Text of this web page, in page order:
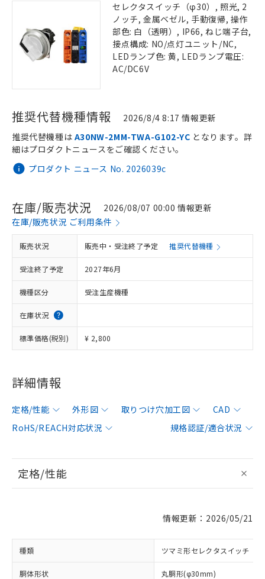
セレクタスイッチ（φ30）, 照光, 2
ノッチ, 金属ベゼル, 手動復帰, 操作
部色: 白（透明）, IP66, ねじ端子台,
接点構成: NO/点灯ユニット/NC,
LEDランプ色: 黄, LEDランプ電圧:
AC/DC6V
推奨代替機種情報 2026/8/4 8:17 情報更新
プロダクト ニュース No. 2026039c
推奨代替機種は A30NW-2MM-TWA-G102-YC となります。詳
細はプロダクトニュースをご確認ください。
在庫/販売状況
2026/08/07 00:00 情報更新
在庫/販売状況 ご利用条件
販売状況 販売中・受注終了予定 推奨代替機種
受注終了予定 2027年6月
機種区分 受注生産機種
在庫状況
標準価格(税別) ¥ 2,800
詳細情報
定格/性能 外形図 取りつけ穴加工図
CAD
RoHS/REACH対応状況
規格認証/適合状況
定格/性能
情報更新：2026/05/21
種類 ツマミ形セレクタスイッチ
胴体形状 丸胴形(φ30mm)